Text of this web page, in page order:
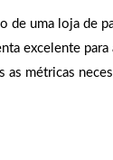
de uma loja de
excelente para
as métricas